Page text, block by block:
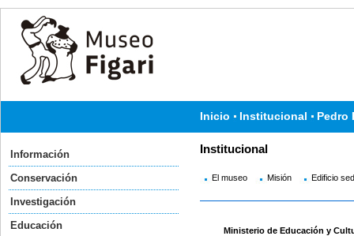
Inicio Institucional Pedro
Información
Conservación
Investigación
Educación
Institucional
El museo Misión Edificio
Ministerio de Educación y